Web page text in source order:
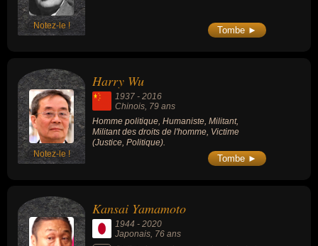
Notez-le ! Tombe ►
Notez-le !
Harry Wu
1937 - 2016
Chinois, 79 ans
Homme politique, Humaniste, Militant,
Militant des droits de l'homme, Victime
(Justice, Politique).
Tombe ►
Kansai Yamamoto
1944 - 2020
Japonais, 76 ans